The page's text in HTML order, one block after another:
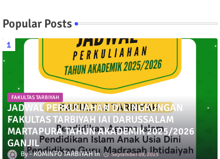
Popular Posts
FAKULTAS TARBIYAH
JADWAL PERKULIAHAN DI LINGKUNGAN
FAKULTAS TARBIYAH IAI DARUSSALAM
MARTAPURA TAHUN AKADEMIK 2025/2026
GANJIL
KOMINFO TARBIYAH September 09, 2025